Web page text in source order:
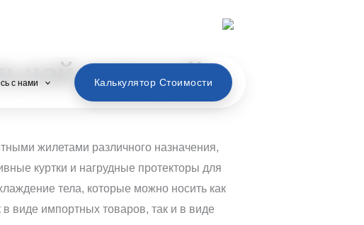
с нами Калькулятор Стоимости
одеждой
жилетами различного назначения,
куртки и нагрудные протекторы для
тела, которые можно носить как
виде импортных товаров, так и в виде